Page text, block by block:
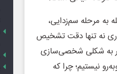
مرحله سم‌زدایی،
نه تنها دقت تشخیص
به شکلی شخصی‌سازی
نیستیم؛ چرا که